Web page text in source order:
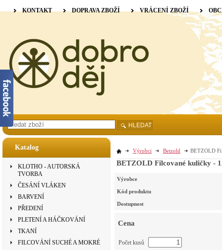
Katalog
KLOTHO - AUTORSKÁ
TVORBA
ČESÁNÍ VLÁKEN
BARVENÍ
PŘEDENÍ
PLETENÍ A HÁČKOVÁNÍ
TKANÍ
FILCOVÁNÍ SUCHÉ A MOKRÉ
Výrobci Betzold BETZOLD
BETZOLD Filcované kuličky -
Výrobce
Kód produktu
Dostupnost
Cena
Počet kusů
KONTAKT DOPRAVA ZBOŽÍ VRÁCENÍ ZBOŽÍ
HLEDAT